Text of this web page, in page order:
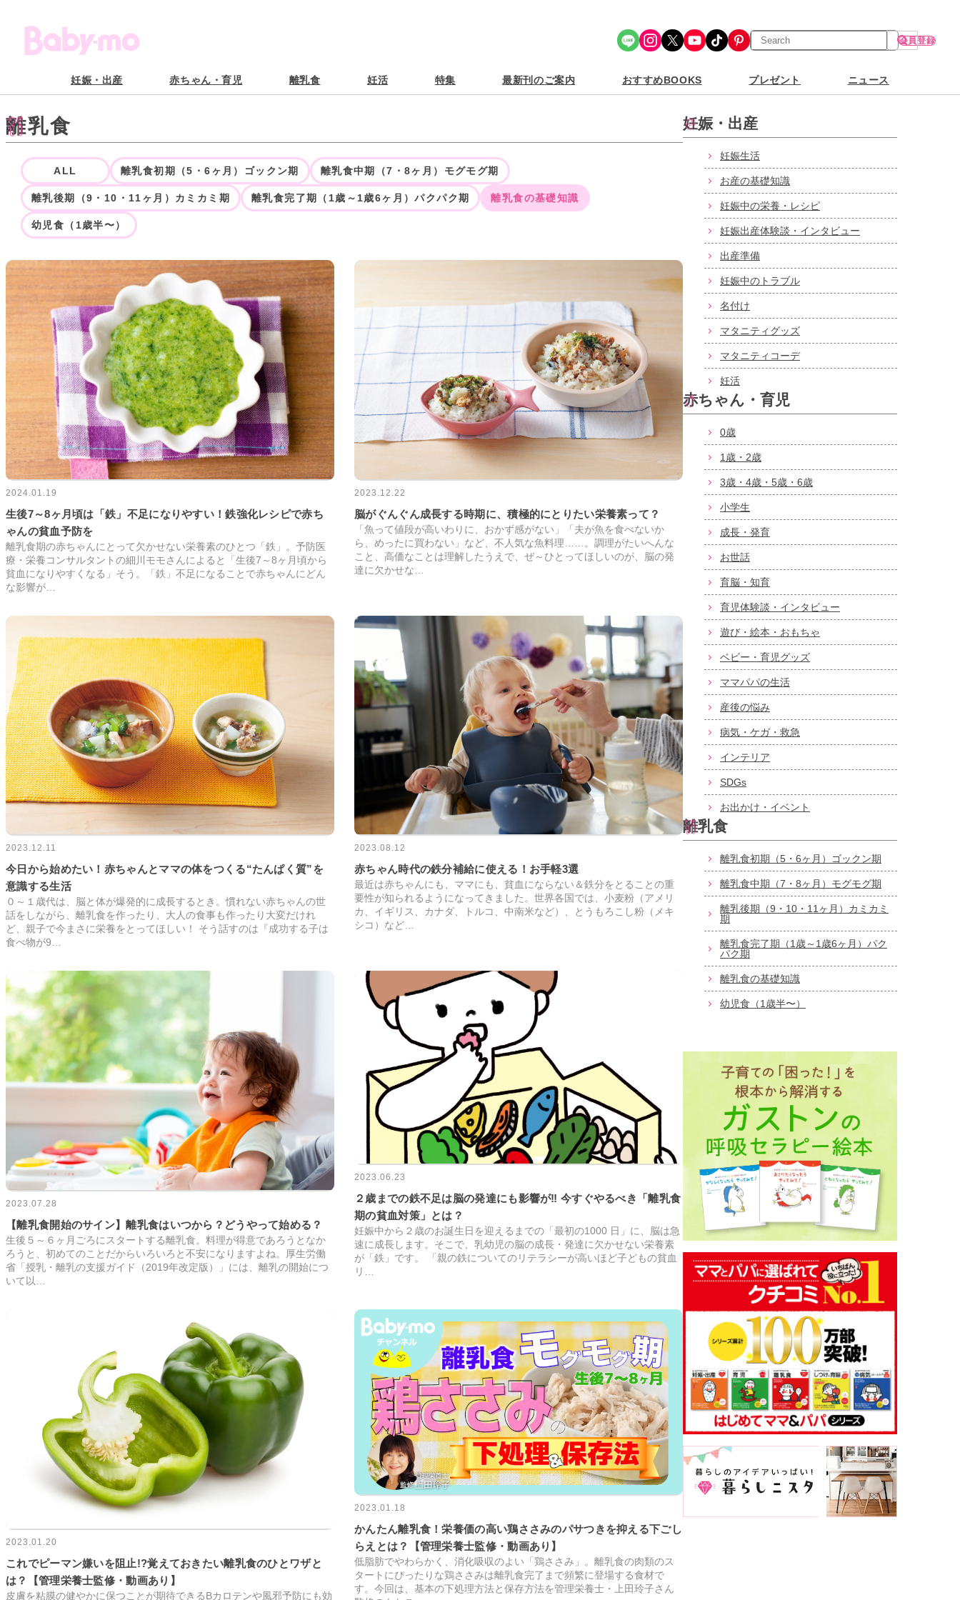
Share Icon Instagram X YouTube TikTok Pinterest
検
索
会員登録
妊娠・出産 赤ちゃん・育児 離乳食 妊活 特集 最新刊のご案内 おすすめBOOKS プレゼント ニュース
離乳食
ALL 離乳食初期（5・6ヶ月）ゴックン期 離乳食中期（7・8ヶ月）モグモグ期
離乳後期（9・10・11ヶ月）カミカミ期 離乳食完了期（1歳～1歳6ヶ月）パクパク期 離乳食の基礎知識
幼児食（1歳半〜）
2024.01.19
生後7～8ヶ月頃は「鉄」不足になりやすい！鉄強化レシピで赤ち
ゃんの貧血予防を
離乳食期の赤ちゃんにとって欠かせない栄養素のひとつ「鉄」。予防医
療・栄養コンサルタントの細川モモさんによると「生後7～8ヶ月頃から
貧血になりやすくなる」そう。「鉄」不足になることで赤ちゃんにどん
な影響が…
2023.12.22
脳がぐんぐん成長する時期に、積極的にとりたい栄養素って？
「魚って値段が高いわりに、おかず感がない」「夫が魚を食べないか
ら、めったに買わない」など、不人気な魚料理……。調理がたいへんな
こと、高価なことは理解したうえで、ぜ～ひとってほしいのが、脳の発
達に欠かせな…
2023.12.11
今日から始めたい！赤ちゃんとママの体をつくる“たんぱく質”を
意識する生活
０～１歳代は、脳と体が爆発的に成長するとき。慣れない赤ちゃんの世
話をしながら、離乳食を作ったり、大人の食事も作ったり大変だけれ
ど、親子で今まさに栄養をとってほしい！ そう話すのは『成功する子は
食べ物が9…
2023.08.12
赤ちゃん時代の鉄分補給に使える！お手軽3選
最近は赤ちゃんにも、ママにも、貧血にならない＆鉄分をとることの重
要性が知られるようになってきました。世界各国では、小麦粉（アメリ
カ、イギリス、カナダ、トルコ、中南米など）、とうもろこし粉（メキ
シコ）など…
2023.07.28
【離乳食開始のサイン】離乳食はいつから？どうやって始める？
生後５～６ヶ月ごろにスタートする離乳食。料理が得意であろうとなか
ろうと、初めてのことだからいろいろと不安になりますよね。厚生労働
省「授乳・離乳の支援ガイド（2019年改定版）」には、離乳の開始につ
いて以…
2023.06.23
２歳までの鉄不足は脳の発達にも影響が‼ 今すぐやるべき「離乳食
期の貧血対策」とは？
妊娠中から２歳のお誕生日を迎えるまでの「最初の1000 日」に、脳は急
速に成長します。そこで、乳幼児の脳の成長・発達に欠かせない栄養素
が「鉄」です。 「親の鉄についてのリテラシーが高いほど子どもの貧血
リ…
2023.01.20
これでピーマン嫌いを阻止!?覚えておきたい離乳食のひとワザと
は？【管理栄養士監修・動画あり】
皮膚を粘膜の健やかに保つことが期待できるBカロテンや風邪予防にも効
2023.01.18
かんたん離乳食！栄養価の高い鶏ささみのパサつきを抑える下ごし
らえとは？【管理栄養士監修・動画あり】
低脂肪でやわらかく、消化吸収のよい「鶏ささみ」。離乳食の肉類のス
タートにぴったりな鶏ささみは離乳食完了まで頻繁に登場する食材で
す。今回は、基本の下処理方法と保存方法を管理栄養士・上田玲子さん
妊娠・出産
妊娠生活
お産の基礎知識
妊娠中の栄養・レシピ
妊娠出産体験談・インタビュー
出産準備
妊娠中のトラブル
名付け
マタニティグッズ
マタニティコーデ
妊活
赤ちゃん・育児
0歳
1歳・2歳
3歳・4歳・5歳・6歳
小学生
成長・発育
お世話
育脳・知育
育児体験談・インタビュー
遊び・絵本・おもちゃ
ベビー・育児グッズ
ママパパの生活
産後の悩み
病気・ケガ・救急
インテリア
SDGs
お出かけ・イベント
離乳食
離乳食初期（5・6ヶ月）ゴックン期
離乳食中期（7・8ヶ月）モグモグ期
離乳後期（9・10・11ヶ月）カミカミ
期
離乳食完了期（1歳～1歳6ヶ月）パク
パク期
離乳食の基礎知識
幼児食（1歳半〜）